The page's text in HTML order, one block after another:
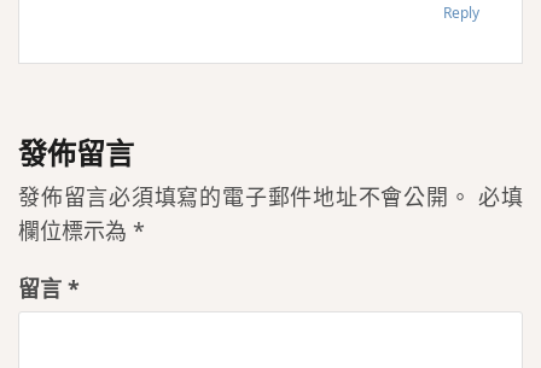
Reply
發佈留言
發佈留言必須填寫的電子郵件地址不會公開。 必填
欄位標示為 *
留言 *